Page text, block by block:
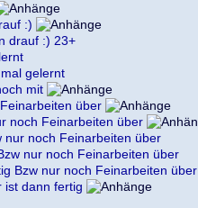
:)
drauf :) 23+
gelernt
mit
über
noch Feinarbeiten über
nur noch Feinarbeiten über
nur noch Feinarbeiten über
Bzw nur noch Feinarbeiten über
ist dann fertig